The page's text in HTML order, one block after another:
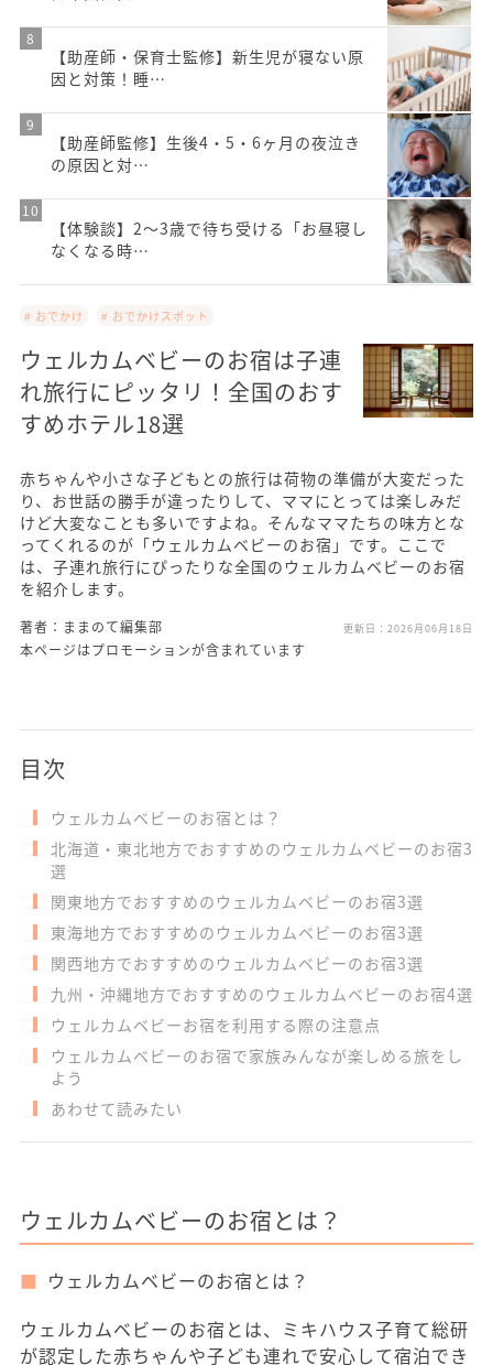
【助産師・保育士監修】新生児が寝ない原
因と対策！睡…
【助産師監修】生後4・5・6ヶ月の夜泣き
の原因と対…
【体験談】2～3歳で待ち受ける「お昼寝し
なくなる時…
# おでかけ # おでかけスポット
ウェルカムベビーのお宿は子連
れ旅行にピッタリ！全国のおす
すめホテル18選
赤ちゃんや小さな子どもとの旅行は荷物の準備が大変だった
り、お世話の勝手が違ったりして、ママにとっては楽しみだ
けど大変なことも多いですよね。そんなママたちの味方とな
ってくれるのが「ウェルカムベビーのお宿」です。ここで
は、子連れ旅行にぴったりな全国のウェルカムベビーのお宿
を紹介します。
著者：ままのて編集部 更新日： 2026月06月18日
本ページはプロモーションが含まれています
目次
ウェルカムベビーのお宿とは？
北海道・東北地方でおすすめのウェルカムベビーのお宿3
選
関東地方でおすすめのウェルカムベビーのお宿3選
東海地方でおすすめのウェルカムベビーのお宿3選
関西地方でおすすめのウェルカムベビーのお宿3選
九州・沖縄地方でおすすめのウェルカムベビーのお宿4選
ウェルカムベビーお宿を利用する際の注意点
ウェルカムベビーのお宿で家族みんなが楽しめる旅をし
よう
あわせて読みたい
ウェルカムベビーのお宿とは？
ウェルカムベビーのお宿とは？
ウェルカムベビーのお宿とは、ミキハウス子育て総研
が認定した赤ちゃんや子ども連れで安心して宿泊でき